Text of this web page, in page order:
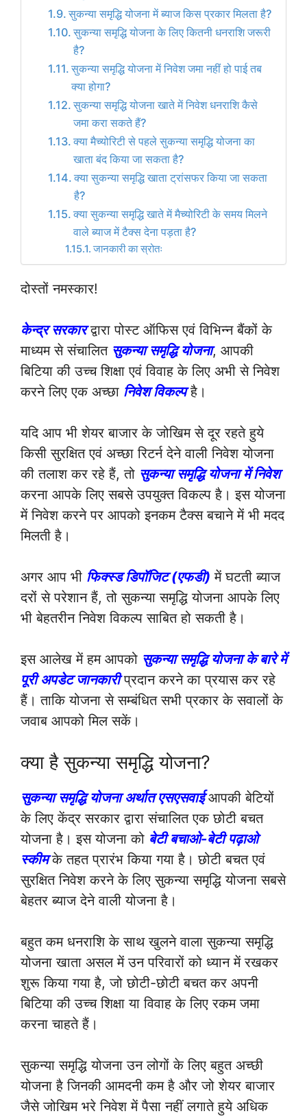
सुकन्या समृद्धि योजना में ब्याज किस प्रकार मिलता है?
सुकन्या समृद्धि योजना के लिए कितनी धनराशि जरूरी
है?
सुकन्या समृद्धि योजना में निवेश जमा नहीं हो पाई तब
क्या होगा?
सुकन्या समृद्धि योजना खाते में निवेश धनराशि कैसे
जमा करा सकते हैं?
क्या मैच्योरिटी से पहले सुकन्या समृद्धि योजना का
खाता बंद किया जा सकता है?
क्या सुकन्या समृद्धि खाता ट्रांसफर किया जा सकता
है?
क्या सुकन्या समृद्धि खाते में मैच्योरिटी के समय मिलने
वाले ब्याज में टैक्स देना पड़ता है?
जानकारी का स्रोतः
दोस्तों नमस्कार!
केन्द्र सरकार द्वारा पोस्ट ऑफिस एवं विभिन्न बैंकों के
माध्यम से संचालित सुकन्या समृद्धि योजना, आपकी
बिटिया की उच्च शिक्षा एवं विवाह के लिए अभी से निवेश
करने लिए एक अच्छा निवेश विकल्पहै।
यदि आप भी शेयर बाजार के जोखिम से दूर रहते हुये
किसी सुरक्षित एवं अच्छा रिटर्न देने वाली निवेश योजना
की तलाश कर रहे हैं, तो सुकन्या समृद्धि योजना में निवेश
करना आपके लिए सबसे उपयुक्त विकल्प है। इस योजना
में निवेश करने पर आपको इनकम टैक्स बचाने में भी मदद
मिलती है।
अगर आप भी फिक्स्ड डिपॉजिट (एफडी) में घटती ब्याज
दरों से परेशान हैं, तो सुकन्या समृद्धि योजना आपके लिए
भी बेहतरीन निवेश विकल्प साबित हो सकती है।
इस आलेख में हम आपको सुकन्या समृद्धि योजना के बारे में
पूरी अपडेट जानकारीप्रदान करने का प्रयास कर रहे
हैं। ताकि योजना से सम्बंधित सभी प्रकार के सवालों के
जवाब आपको मिल सकें।
क्या है सुकन्या समृद्धि योजना?
सुकन्या समृद्धि योजना अर्थात एसएसवाई आपकी बेटियों
के लिए केंद्र सरकार द्वारा संचालित एक छोटी बचत
योजना है। इस योजना को बेटी बचाओ-बेटी पढ़ाओ
स्कीमके तहत प्रारंभ किया गया है। छोटी बचत एवं
सुरक्षित निवेश करने के लिए सुकन्या समृद्धि योजना सबसे
बेहतर ब्याज देने वाली योजना है।
बहुत कम धनराशि के साथ खुलने वाला सुकन्या समृद्धि
योजना खाता असल में उन परिवारों को ध्यान में रखकर
शुरू किया गया है, जो छोटी-छोटी बचत कर अपनी
बिटिया की उच्च शिक्षा या विवाह के लिए रकम जमा
करना चाहते हैं।
सुकन्या समृद्धि योजना उन लोगों के लिए बहुत अच्छी
योजना है जिनकी आमदनी कम है और जो शेयर बाजार
जैसे जोखिम भरे निवेश में पैसा नहीं लगाते हुये अधिक